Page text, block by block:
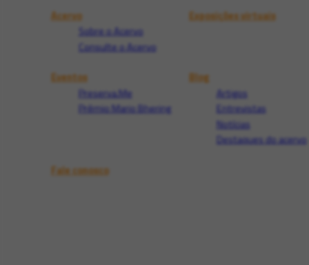
Acervo
Sobre o Acervo
Consulte o Acervo
Exposições virtuais
Eventos
Preserva.Me
Prêmio Mario Bhering
Blog
Artigos
Entrevistas
Notícias
Destaques do acervo
Fale conosco